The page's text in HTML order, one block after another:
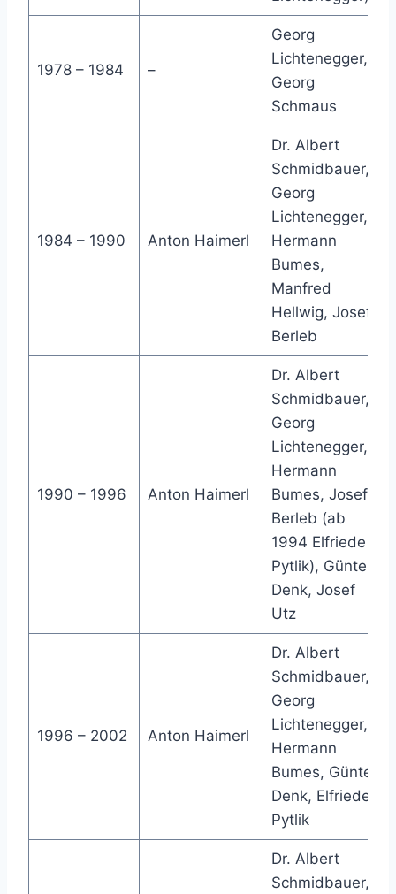
1978 – 1984 –
Georg
Lichtenegger,
Georg
Schmaus
1984 – 1990 Anton Haimerl
Dr. Albert
Schmidbauer,
Georg
Lichtenegger,
Hermann
Bumes,
Manfred
Hellwig, Josef
Berleb
1990 – 1996 Anton Haimerl
Dr. Albert
Schmidbauer,
Georg
Lichtenegger,
Hermann
Bumes, Josef
Berleb (ab
1994 Elfriede
Pytlik), Günter
Denk, Josef
Utz
1996 – 2002 Anton Haimerl
Dr. Albert
Schmidbauer,
Georg
Lichtenegger,
Hermann
Bumes, Günter
Denk, Elfriede
Pytlik
Dr. Albert
Schmidbauer,